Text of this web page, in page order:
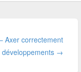
Axer correctement
développements →